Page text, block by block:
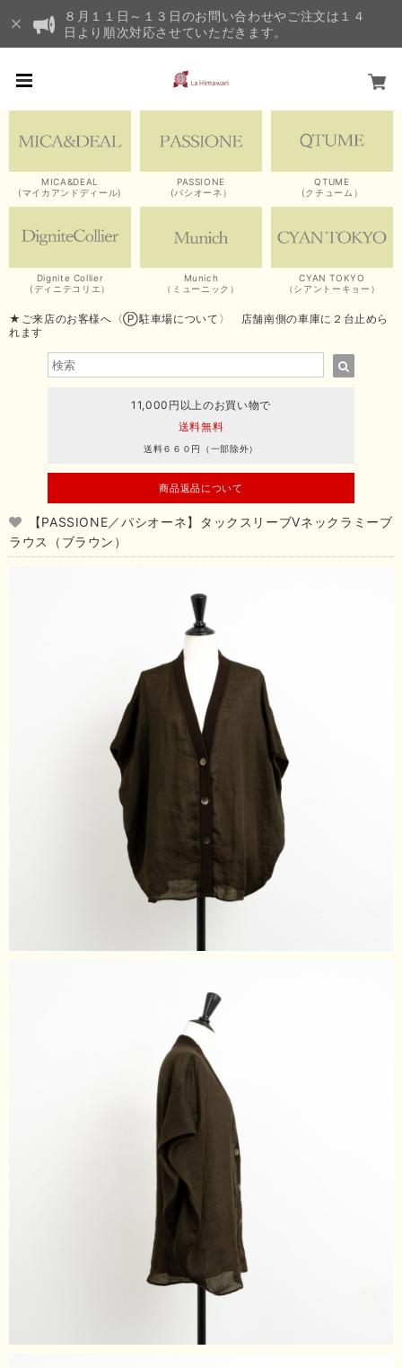
８月１１日～１３日のお問い合わせやご注文は１４
日より順次対応させていただきます。
MICA&DEAL
(マイカアンドディール)
PASSIONE
(パシオーネ）
QTUME
(クチューム）
Dignite Collier
(ディニテコリエ）
Munich
（ミューニック）
CYAN TOKYO
（シアントーキョー）
★ご来店のお客様へ〈Ⓟ駐車場について〉 店舗南側の車庫に２台止めら
れます
11,000円以上のお買い物で
送料無料
送料６６０円（一部除外）
商品返品について
【PASSIONE／パシオーネ】タックスリーブVネックラミーブ
ラウス（ブラウン）